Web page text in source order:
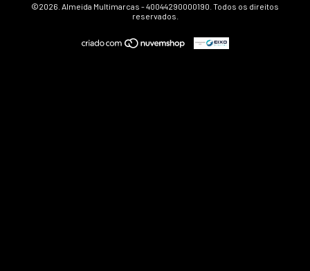
©2026. Almeida Multimarcas - 40044290000190. Todos os direitos
reservados.